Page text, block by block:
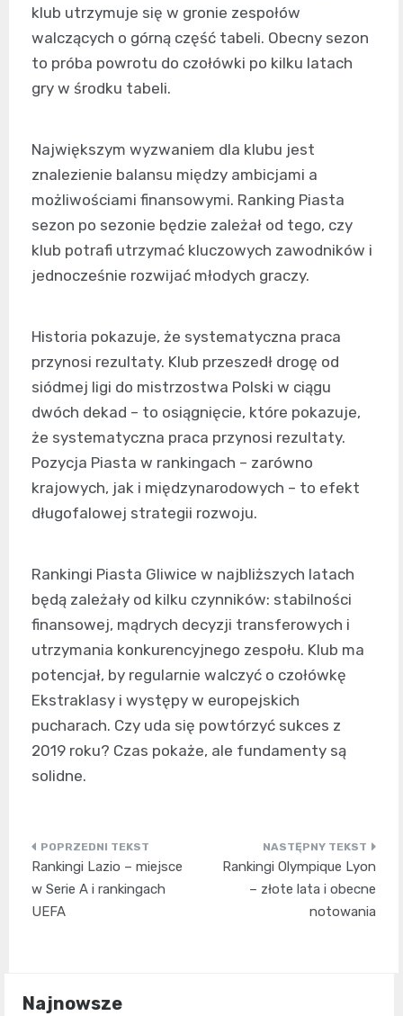
klub utrzymuje się w gronie zespołów
walczących o górną część tabeli. Obecny sezon
to próba powrotu do czołówki po kilku latach
gry w środku tabeli.
Największym wyzwaniem dla klubu jest
znalezienie balansu między ambicjami a
możliwościami finansowymi. Ranking Piasta
sezon po sezonie będzie zależał od tego, czy
klub potrafi utrzymać kluczowych zawodników i
jednocześnie rozwijać młodych graczy.
Historia pokazuje, że systematyczna praca
przynosi rezultaty. Klub przeszedł drogę od
siódmej ligi do mistrzostwa Polski w ciągu
dwóch dekad – to osiągnięcie, które pokazuje,
że systematyczna praca przynosi rezultaty.
Pozycja Piasta w rankingach – zarówno
krajowych, jak i międzynarodowych – to efekt
długofalowej strategii rozwoju.
Rankingi Piasta Gliwice w najbliższych latach
będą zależały od kilku czynników: stabilności
finansowej, mądrych decyzji transferowych i
utrzymania konkurencyjnego zespołu. Klub ma
potencjał, by regularnie walczyć o czołówkę
Ekstraklasy i występy w europejskich
pucharach. Czy uda się powtórzyć sukces z
2019 roku? Czas pokaże, ale fundamenty są
solidne.
Nawigacja
wpisu
Rankingi Lazio – miejsce
w Serie A i rankingach
UEFA
Rankingi Olympique Lyon
– złote lata i obecne
notowania
Najnowsze